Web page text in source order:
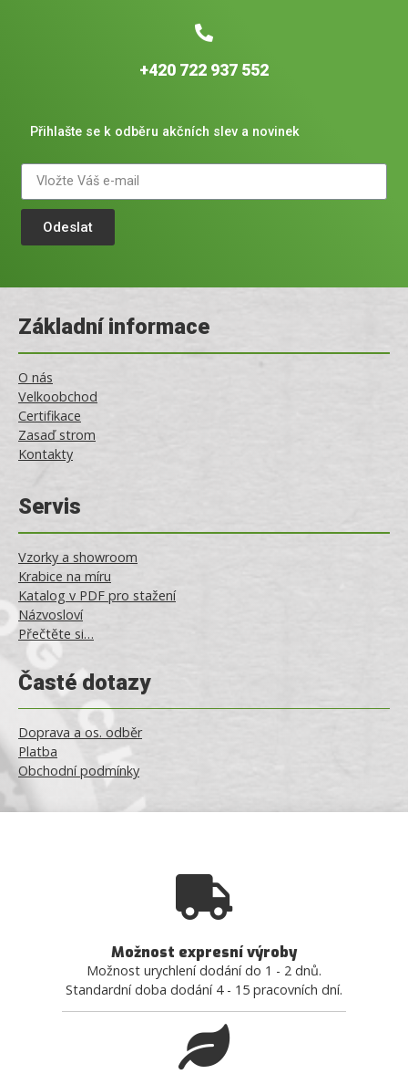
+420 722 937 552
Přihlašte se k odběru akčních slev a novinek
Odeslat
Základní informace
O nás
Velkoobchod
Certifikace
Zasaď strom
Kontakty
Servis
Vzorky a showroom
Krabice na míru
Katalog v PDF pro stažení
Názvosloví
Přečtěte si…
Časté dotazy
Doprava a os. odběr
Platba
Obchodní podmínky
Možnost expresní výroby
Možnost urychlení dodání do 1 - 2 dnů.
Standardní doba dodání 4 - 15 pracovních dní.